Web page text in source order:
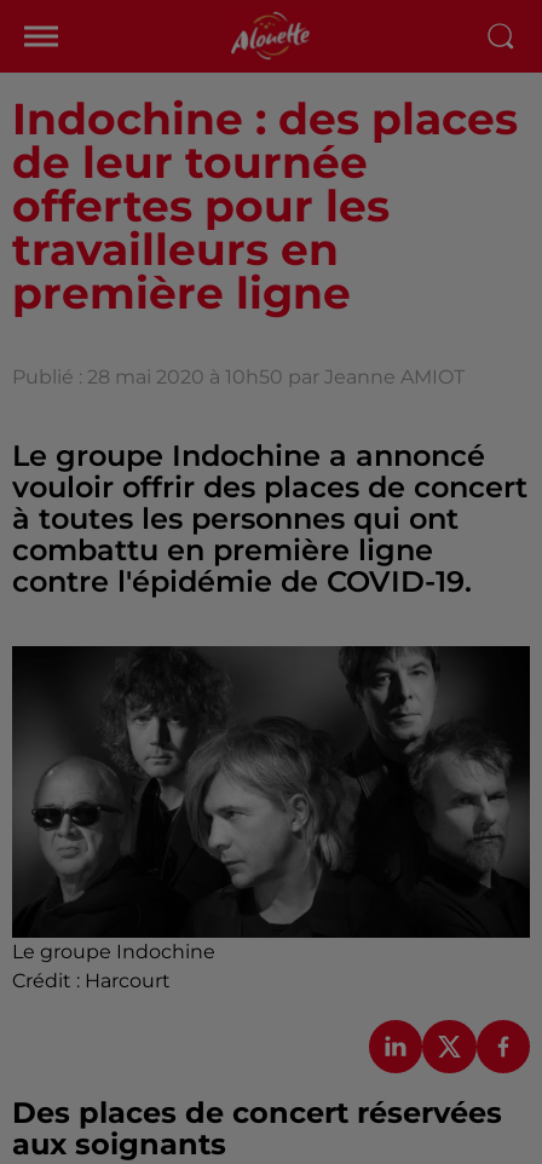
Indochine : des places
de leur tournée
offertes pour les
travailleurs en
première ligne
Publié : 28 mai 2020 à 10h50 par Jeanne AMIOT
Le groupe Indochine a annoncé
vouloir offrir des places de concert
à toutes les personnes qui ont
combattu en première ligne
contre l'épidémie de COVID-19.
Le groupe Indochine
Crédit : Harcourt
Des places de concert réservées
aux soignants